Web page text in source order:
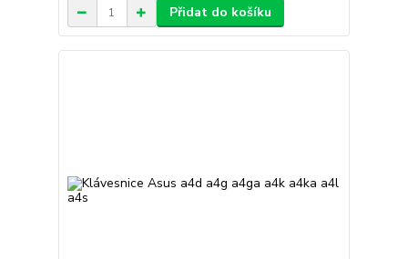
Přidat do košíku